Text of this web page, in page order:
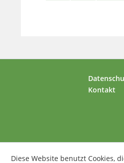
Kontakt
Diese Website benutzt Cookies,